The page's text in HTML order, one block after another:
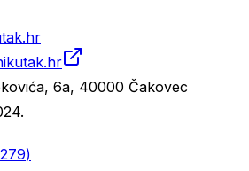
6a, 40000 Čakovec
)